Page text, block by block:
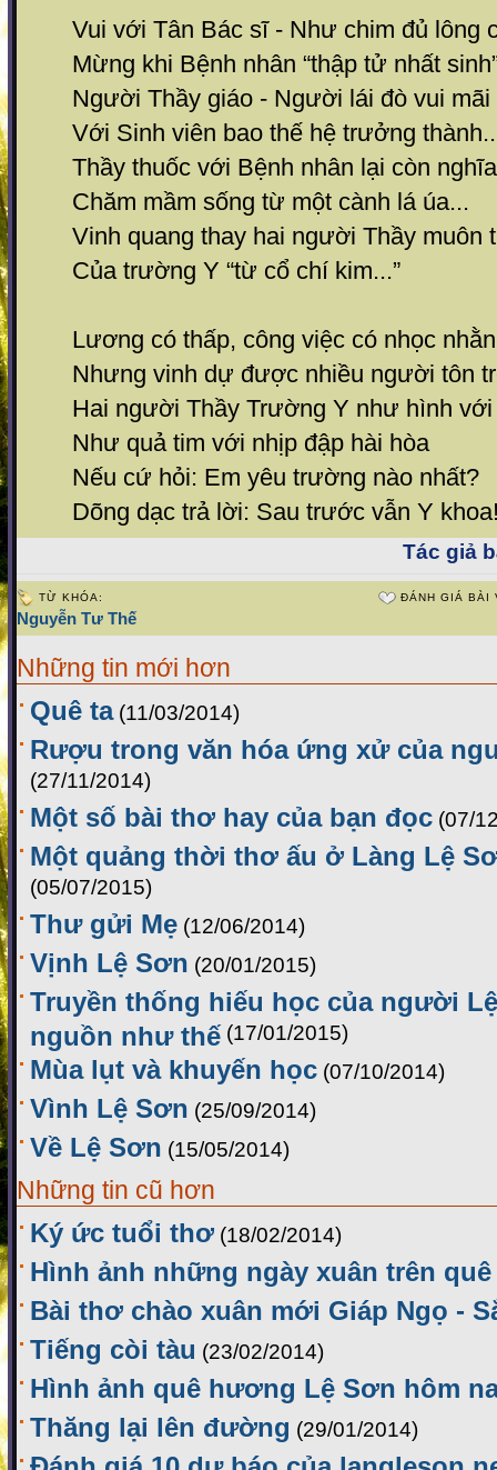
Vui với Tân Bác sĩ - Như chim đủ lông
Mừng khi Bệnh nhân “thập tử nhất
Người Thầy giáo - Người lái đò vui mãi
Với Sinh viên bao thế hệ trưởng
Thầy thuốc với Bệnh nhân lại còn
Chăm mầm sống từ một cành lá úa...
Vinh quang thay hai người Thầy muôn
Của trường Y “từ cổ chí kim...”
Lương có thấp, công việc có nhọc
Nhưng vinh dự được nhiều người tôn
Hai người Thầy Trường Y như hình với
Như quả tim với nhịp đập hài hòa
Nếu cứ hỏi: Em yêu trường nào nhất?
Dõng dạc trả lời: Sau trước vẫn Y
Tác giả
TỪ KHÓA:
Nguyễn Tư Thế
ĐÁNH GIÁ BÀI
Những tin mới hơn
Quê ta (11/03/2014)
Rượu trong văn hóa ứng xử của
(27/11/2014)
Một số bài thơ hay của bạn đọc (07/
Một quảng thời thơ ấu ở Làng Lệ
(05/07/2015)
Thư gửi Mẹ (12/06/2014)
Vịnh Lệ Sơn (20/01/2015)
Truyền thống hiếu học của người
nguồn như thế (17/01/2015)
Mùa lụt và khuyến học (07/10/2014)
Vình Lệ Sơn (25/09/2014)
Về Lệ Sơn (15/05/2014)
Những tin cũ hơn
Ký ức tuổi thơ (18/02/2014)
Hình ảnh những ngày xuân trên
Bài thơ chào xuân mới Giáp Ngọ -
Tiếng còi tàu (23/02/2014)
Hình ảnh quê hương Lệ Sơn hôm
Thăng lại lên đường (29/01/2014)